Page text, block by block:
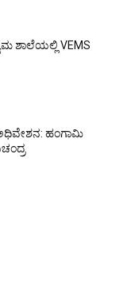
ಶಾಲೆಯಲ್ಲಿ VEMS
ಹಂಗಾಮಿ